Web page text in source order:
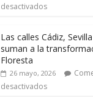
desactivados
Las calles Cádiz,
suman a la
Floresta
26 mayo, 2026
desactivados